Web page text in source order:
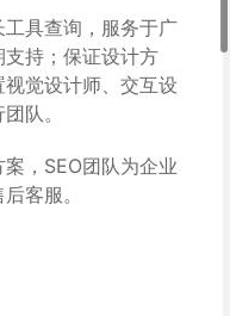
具查询，服务于广
持；保证设计方
觉设计师、交互设
队。
，SEO团队为企业
客服。